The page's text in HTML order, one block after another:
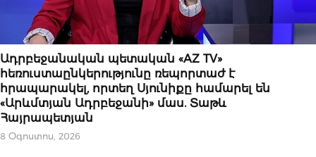
ՆՈՐՈՒԹՅՈՒՆՆԵՐ
Ադրբեջանական պետական «AZ TV»
հեռուստաընկերությունը ռեպորտաժ է
հրապարակել, որտեղ Սյունիքը համարել են
«Արևմտյան Ադրբեջանի» մաս. Տաթև
Հայրապետյան
8 Օգոստոս, 2026